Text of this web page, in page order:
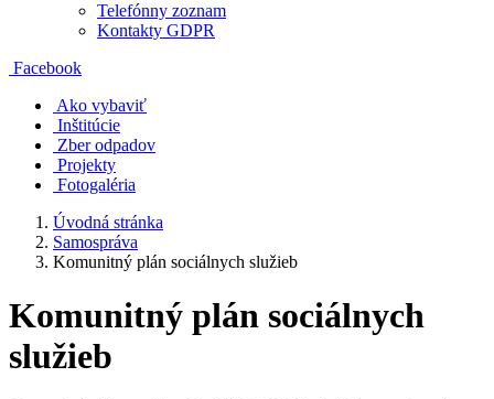
Telefónny zoznam
Kontakty GDPR
Facebook
Ako vybaviť
Inštitúcie
Zber odpadov
Projekty
Fotogaléria
Úvodná stránka
Samospráva
Komunitný plán sociálnych služieb
Komunitný plán sociálnych
služieb